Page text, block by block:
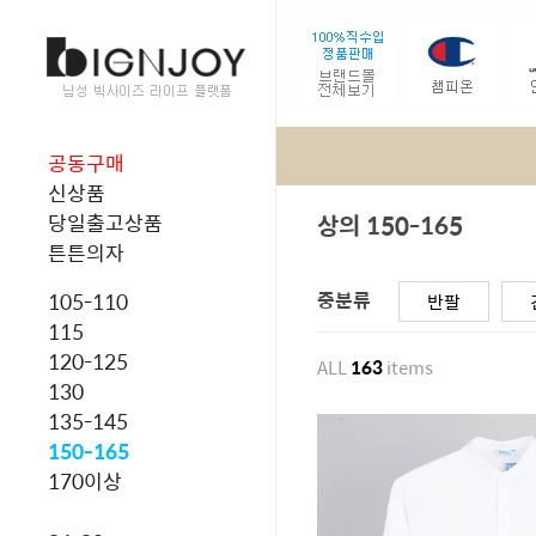
공동구매
신상품
당일출고상품
튼튼의자
105-110
115
120-125
130
135-145
150-165
170이상
상의 150-165
중분류 반팔
ALL163items